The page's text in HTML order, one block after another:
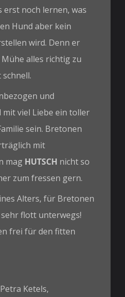
erst noch lernen, was
Hund aber kein
wird. Denn er
alles richtig zu
und
viel Liebe ein toller
sein. Bretonen
mit
mag HUTSCH nicht so
zum fressen gern.
Alters, für Bretonen
flott unterwegs!
frei für den fitten
Ketels,